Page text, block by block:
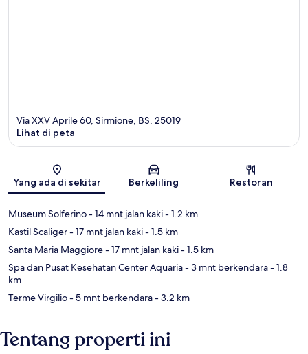
Peta
Via XXV Aprile 60, Sirmione, BS, 25019
Lihat di peta
Yang ada di sekitar Berkeliling Restoran
Museum Solferino- 14 mnt jalan kaki- 1.2 km
Kastil Scaliger- 17 mnt jalan kaki- 1.5 km
Santa Maria Maggiore- 17 mnt jalan kaki- 1.5 km
Spa dan Pusat Kesehatan Center Aquaria- 3 mnt berkendara- 1.8
km
Terme Virgilio- 5 mnt berkendara- 3.2 km
Tentang properti ini